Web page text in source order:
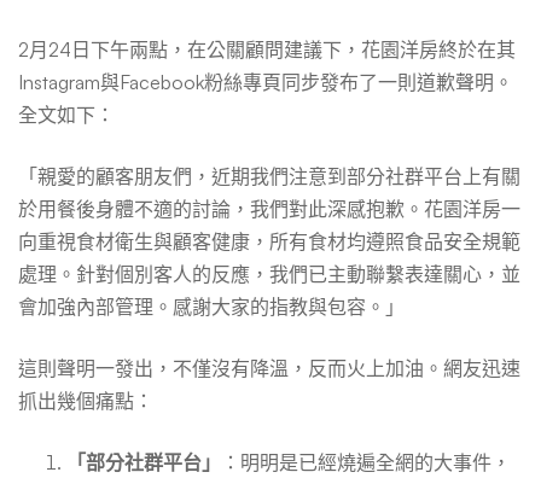
2月24日下午兩點，在公關顧問建議下，花園洋房終於在其
Instagram與Facebook粉絲專頁同步發布了一則道歉聲明。
全文如下：
「親愛的顧客朋友們，近期我們注意到部分社群平台上有關
於用餐後身體不適的討論，我們對此深感抱歉。花園洋房一
向重視食材衛生與顧客健康，所有食材均遵照食品安全規範
處理。針對個別客人的反應，我們已主動聯繫表達關心，並
會加強內部管理。感謝大家的指教與包容。」
這則聲明一發出，不僅沒有降溫，反而火上加油。網友迅速
抓出幾個痛點：
「部分社群平台」
：明明是已經燒遍全網的大事件，